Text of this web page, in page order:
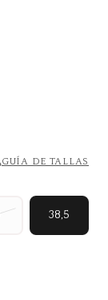
GUÍA DE TALLAS
38,5